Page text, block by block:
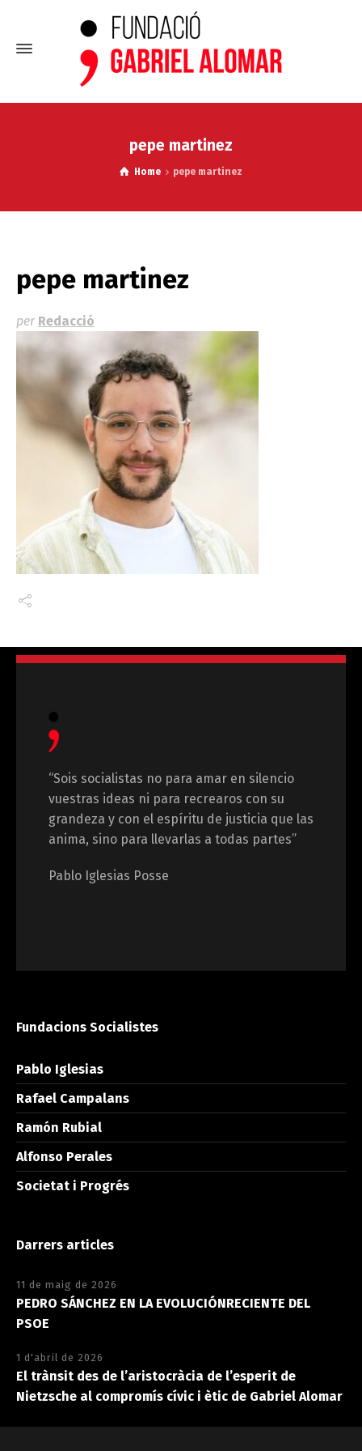
pepe martinez
Home pepe martinez
pepe martinez
per Redacció
“Sois socialistas no para amar en silencio
vuestras ideas ni para recrearos con su
grandeza y con el espíritu de justicia que las
anima, sino para llevarlas a todas partes”
Pablo Iglesias Posse
Fundacions Socialistes
Pablo Iglesias
Rafael Campalans
Ramón Rubial
Alfonso Perales
Societat i Progrés
Darrers articles
11 de maig de 2026
PEDRO SÁNCHEZ EN LA EVOLUCIÓNRECIENTE DEL
PSOE
1 d'abril de 2026
El trànsit des de l’aristocràcia de l’esperit de
Nietzsche al compromís cívic i ètic de Gabriel Alomar